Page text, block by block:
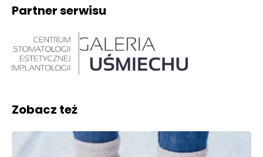
Partner serwisu
Zobacz też